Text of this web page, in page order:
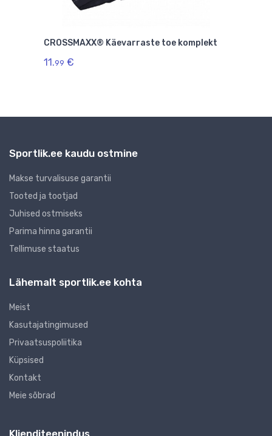
CROSSMAXX® Käevarraste toe komplekt
11.99 €
Sportlik.ee kaudu ostmine
Makse turvalisuse garantii
Tooted ja tootjad
Juhised ostmiseks
Parima hinna garantii
Tellimuse staatus
Lähemalt sportlik.ee kohta
Meist
Kasutajatingimused
Privaatsuspoliitika
Küpsised
Kontakt
Meie sõbrad
Klienditeenindus